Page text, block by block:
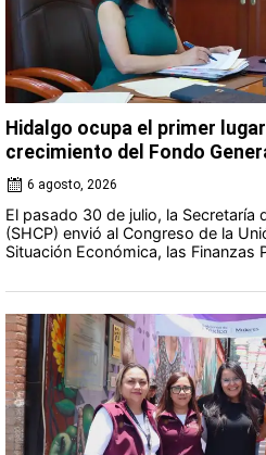
Hidalgo ocupa el primer
crecimiento del Fondo
6 agosto, 2026
El pasado 30 de julio, la Secretaría
(SHCP) envió al Congreso de la
Situación Económica, las Finanzas